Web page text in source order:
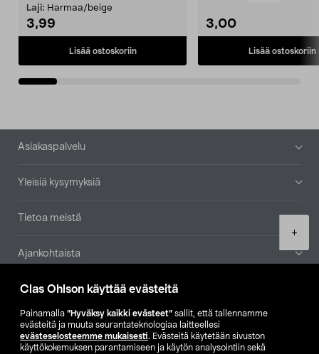
Clas Ohlson käyttää evästeitä
Painamalla ”Hyväksy kaikki evästeet” sallit, että tallennamme
evästeitä ja muuta seurantateknologiaa laitteellesi
evästeselosteemme mukaisesti. Evästeitä käytetään sivuston
käyttökokemuksen parantamiseen ja käytön analysointiin sekä
+
Laji: Harmaa/beige
3,99
Lisää ostoskoriin
3,00
Lisää ostoskoriin
Alatunniste
Asiakaspalvelu
Yleisiä kysymyksiä
Tietoa meistä
Ajankohtaista
Muut yrityksemme
Etsi myymälä